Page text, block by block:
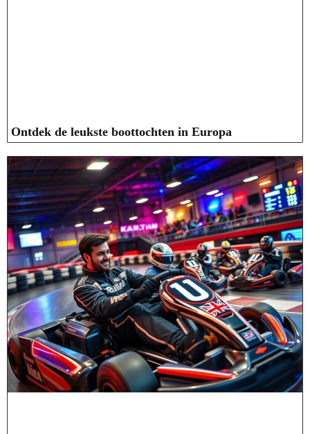
Ontdek de leukste boottochten in Europa